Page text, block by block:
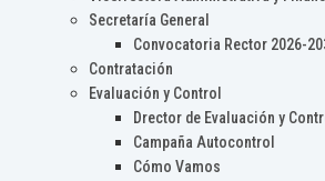
Secretaría General
Convocatoria Rector 2026-
Contratación
Evaluación y Control
Drector de Evaluación y
Campaña Autocontrol
Cómo Vamos